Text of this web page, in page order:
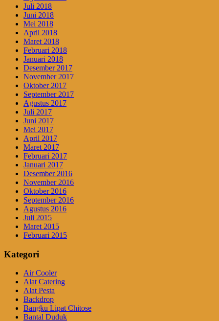
Juli 2018
Juni 2018
Mei 2018
April 2018
Maret 2018
Februari 2018
Januari 2018
Desember 2017
November 2017
Oktober 2017
September 2017
Agustus 2017
Juli 2017
Juni 2017
Mei 2017
April 2017
Maret 2017
Februari 2017
Januari 2017
Desember 2016
November 2016
Oktober 2016
September 2016
Agustus 2016
Juli 2015
Maret 2015
Februari 2015
Kategori
Air Cooler
Alat Catering
Alat Pesta
Backdrop
Bangku Lipat Chitose
Bantal Duduk